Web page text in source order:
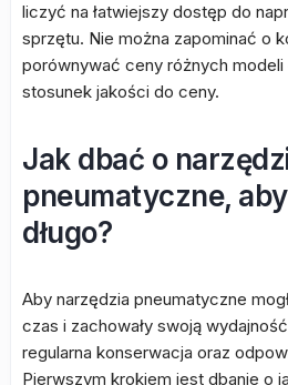
liczyć na łatwiejszy dostęp do
sprzętu. Nie można zapominać o
porównywać ceny różnych
stosunek jakości do ceny.
Jak dbać o
pneumatyczne, aby
długo?
Aby narzędzia pneumatyczne
czas i zachowały swoją
regularna konserwacja oraz
Pierwszym krokiem jest dbanie o